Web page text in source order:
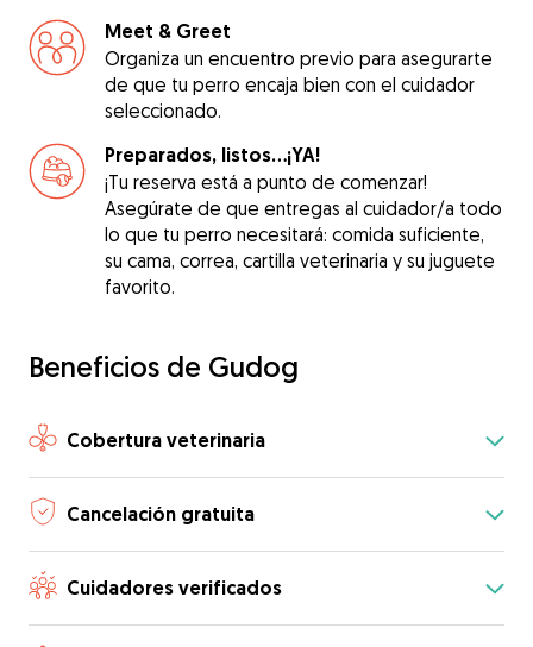
Meet & Greet
Organiza un encuentro previo para asegurarte
de que tu perro encaja bien con el cuidador
seleccionado.
Preparados, listos...¡YA!
¡Tu reserva está a punto de comenzar!
Asegúrate de que entregas al cuidador/a todo
lo que tu perro necesitará: comida suficiente,
su cama, correa, cartilla veterinaria y su juguete
favorito.
Beneficios de Gudog
Cobertura veterinaria
Cancelación gratuita
Cuidadores verificados